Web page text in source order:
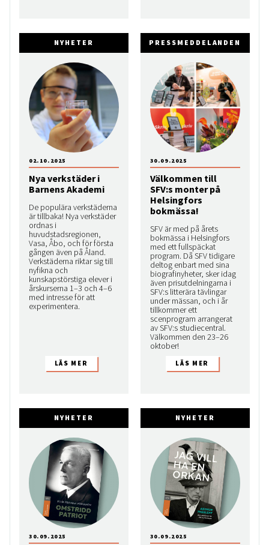
NYHETER
Nya verkstäder i
Barnens Akademi
De populära verkstäderna
är tillbaka! Nya verkstäder
ordnas i
huvudstadsregionen,
Vasa, Åbo, och för första
gången även på Åland.
Verkstäderna riktar sig till
nyfikna och
kunskapstörstiga elever i
årskurserna 1–3 och 4–6
med intresse för att
experimentera.
02.10.2025
PRESSMEDDELANDEN
Välkommen till
SFV:s monter på
Helsingfors
bokmässa!
SFV är med på årets
bokmässa i Helsingfors
med ett fullspäckat
program. Då SFV tidigare
deltog enbart med sina
biografinyheter, sker idag
även prisutdelningarna i
SFV:s litterära tävlingar
under mässan, och i år
tillkommer ett
scenprogram arrangerat
av SFV:s studiecentral.
Välkommen den 23–26
oktober!
30.09.2025
NYHETER
30.09.2025
NYHETER
30.09.2025